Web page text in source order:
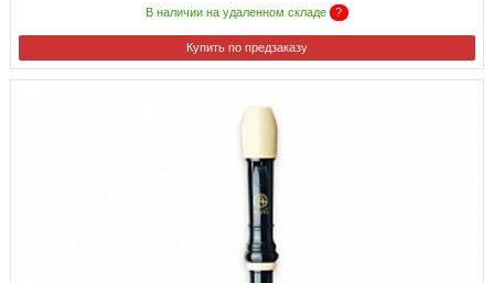
В наличии на удаленном складе ?
Купить по предзаказу